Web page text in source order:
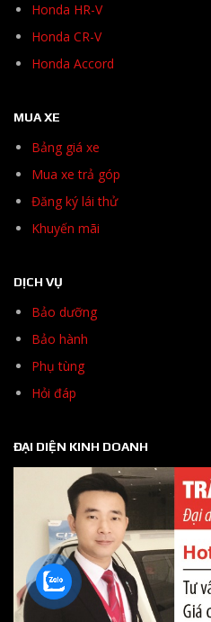
Honda HR-V
Honda CR-V
Honda Accord
MUA XE
Bảng giá xe
Mua xe trả góp
Đăng ký lái thử
Khuyến mãi
DỊCH VỤ
Bảo dưỡng
Bảo hành
Phụ tùng
Hỏi đáp
ĐẠI DIỆN KINH DOANH